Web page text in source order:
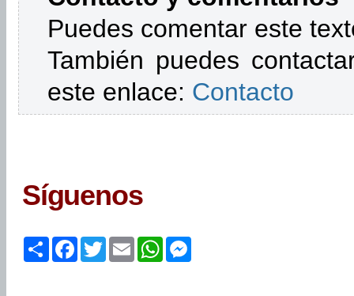
Puedes comentar este
También puedes
este enlace: Contacto
Síguenos
ShareFacebook
TwitterEmailWhatsApp